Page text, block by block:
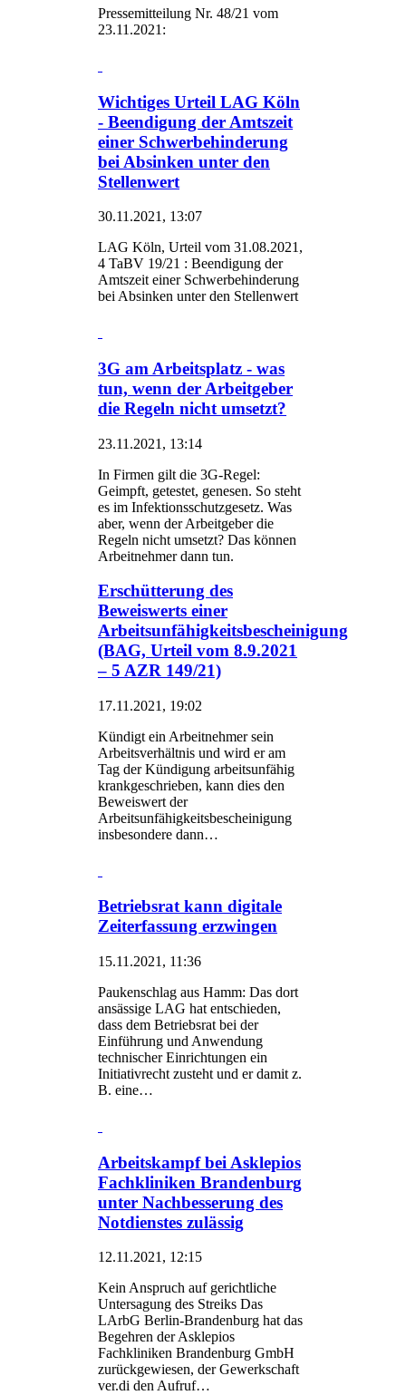
Pressemitteilung Nr. 48/21 vom
23.11.2021:
Wichtiges Urteil LAG Köln
- Beendigung der Amtszeit
einer Schwerbehinderung
bei Absinken unter den
Stellenwert
30.11.2021, 13:07
LAG Köln, Urteil vom 31.08.2021,
4 TaBV 19/21 : Beendigung der
Amtszeit einer Schwerbehinderung
bei Absinken unter den Stellenwert
3G am Arbeitsplatz - was
tun, wenn der Arbeitgeber
die Regeln nicht umsetzt?
23.11.2021, 13:14
In Firmen gilt die 3G-Regel:
Geimpft, getestet, genesen. So steht
es im Infektionsschutzgesetz. Was
aber, wenn der Arbeitgeber die
Regeln nicht umsetzt? Das können
Arbeitnehmer dann tun.
Erschütterung des
Beweiswerts einer
Arbeitsunfähigkeitsbescheinigung
(BAG, Urteil vom 8.9.2021
– 5 AZR 149/21)
17.11.2021, 19:02
Kündigt ein Arbeitnehmer sein
Arbeitsverhältnis und wird er am
Tag der Kündigung arbeitsunfähig
krankgeschrieben, kann dies den
Beweiswert der
Arbeitsunfähigkeitsbescheinigung
insbesondere dann…
Betriebsrat kann digitale
Zeiterfassung erzwingen
15.11.2021, 11:36
Paukenschlag aus Hamm: Das dort
ansässige LAG hat entschieden,
dass dem Betriebsrat bei der
Einführung und Anwendung
technischer Einrichtungen ein
Initiativrecht zusteht und er damit z.
B. eine…
Arbeitskampf bei Asklepios
Fachkliniken Brandenburg
unter Nachbesserung des
Notdienstes zulässig
12.11.2021, 12:15
Kein Anspruch auf gerichtliche
Untersagung des Streiks Das
LArbG Berlin-Brandenburg hat das
Begehren der Asklepios
Fachkliniken Brandenburg GmbH
zurückgewiesen, der Gewerkschaft
ver.di den Aufruf…